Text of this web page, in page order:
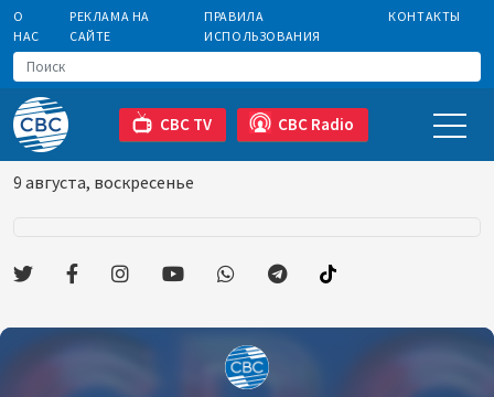
О
НАС
РЕКЛАМА НА
САЙТЕ
ПРАВИЛА
ИСПОЛЬЗОВАНИЯ
КОНТАКТЫ
CBC TV CBC Radio
9 августа, воскресенье